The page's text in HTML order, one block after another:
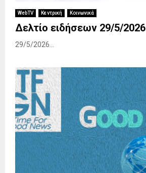
WebTV Κεντρική Κοινωνικά
Δελτίο ειδήσεων 29/5/2026
29/5/2026...